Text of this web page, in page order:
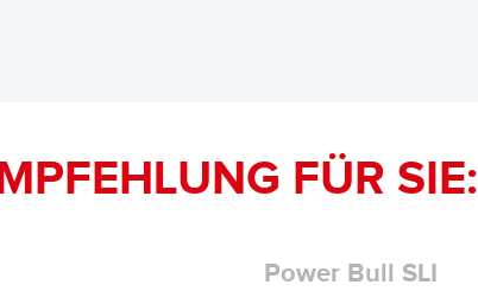
FÜR SIE:
Power Bull SLI